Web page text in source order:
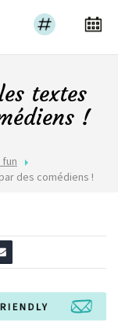
des comédiens !
textes
!